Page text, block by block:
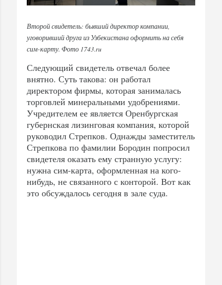
Второй свидетель: бывший директор компании,
уговоривший друга из Узбекистана оформить на себя
сим-карту. Фото 1743.ru
Следующий свидетель отвечал более
внятно. Суть такова: он работал
директором фирмы, которая занималась
торговлей минеральными удобрениями.
Учредителем ее является Оренбургская
губернская лизинговая компания, которой
руководил Стрепков. Однажды заместитель
Стрепкова по фамилии Бородин попросил
свидетеля оказать ему странную услугу:
нужна сим-карта, оформленная на кого-
нибудь, не связанного с конторой. Вот как
это обсуждалось сегодня в зале суда.